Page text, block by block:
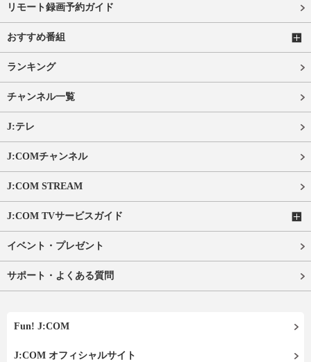
リモート録画予約ガイド
おすすめ番組
ランキング
チャンネル一覧
J:テレ
J:COMチャンネル
J:COM STREAM
J:COM TVサービスガイド
イベント・プレゼント
サポート・よくある質問
Fun! J:COM
J:COM オフィシャルサイト